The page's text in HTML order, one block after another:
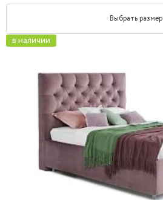
Выбрать размер
в наличии